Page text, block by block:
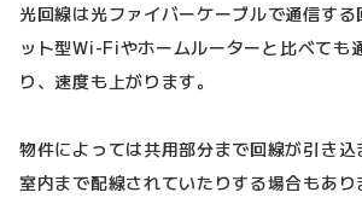
光回線は光ファイバーケーブルで通信す
ット型Wi-Fiやホームルーターと比べても
り、速度も上がります。
物件によっては共用部分まで回線が引き
室内まで配線されていたりする場合もあ